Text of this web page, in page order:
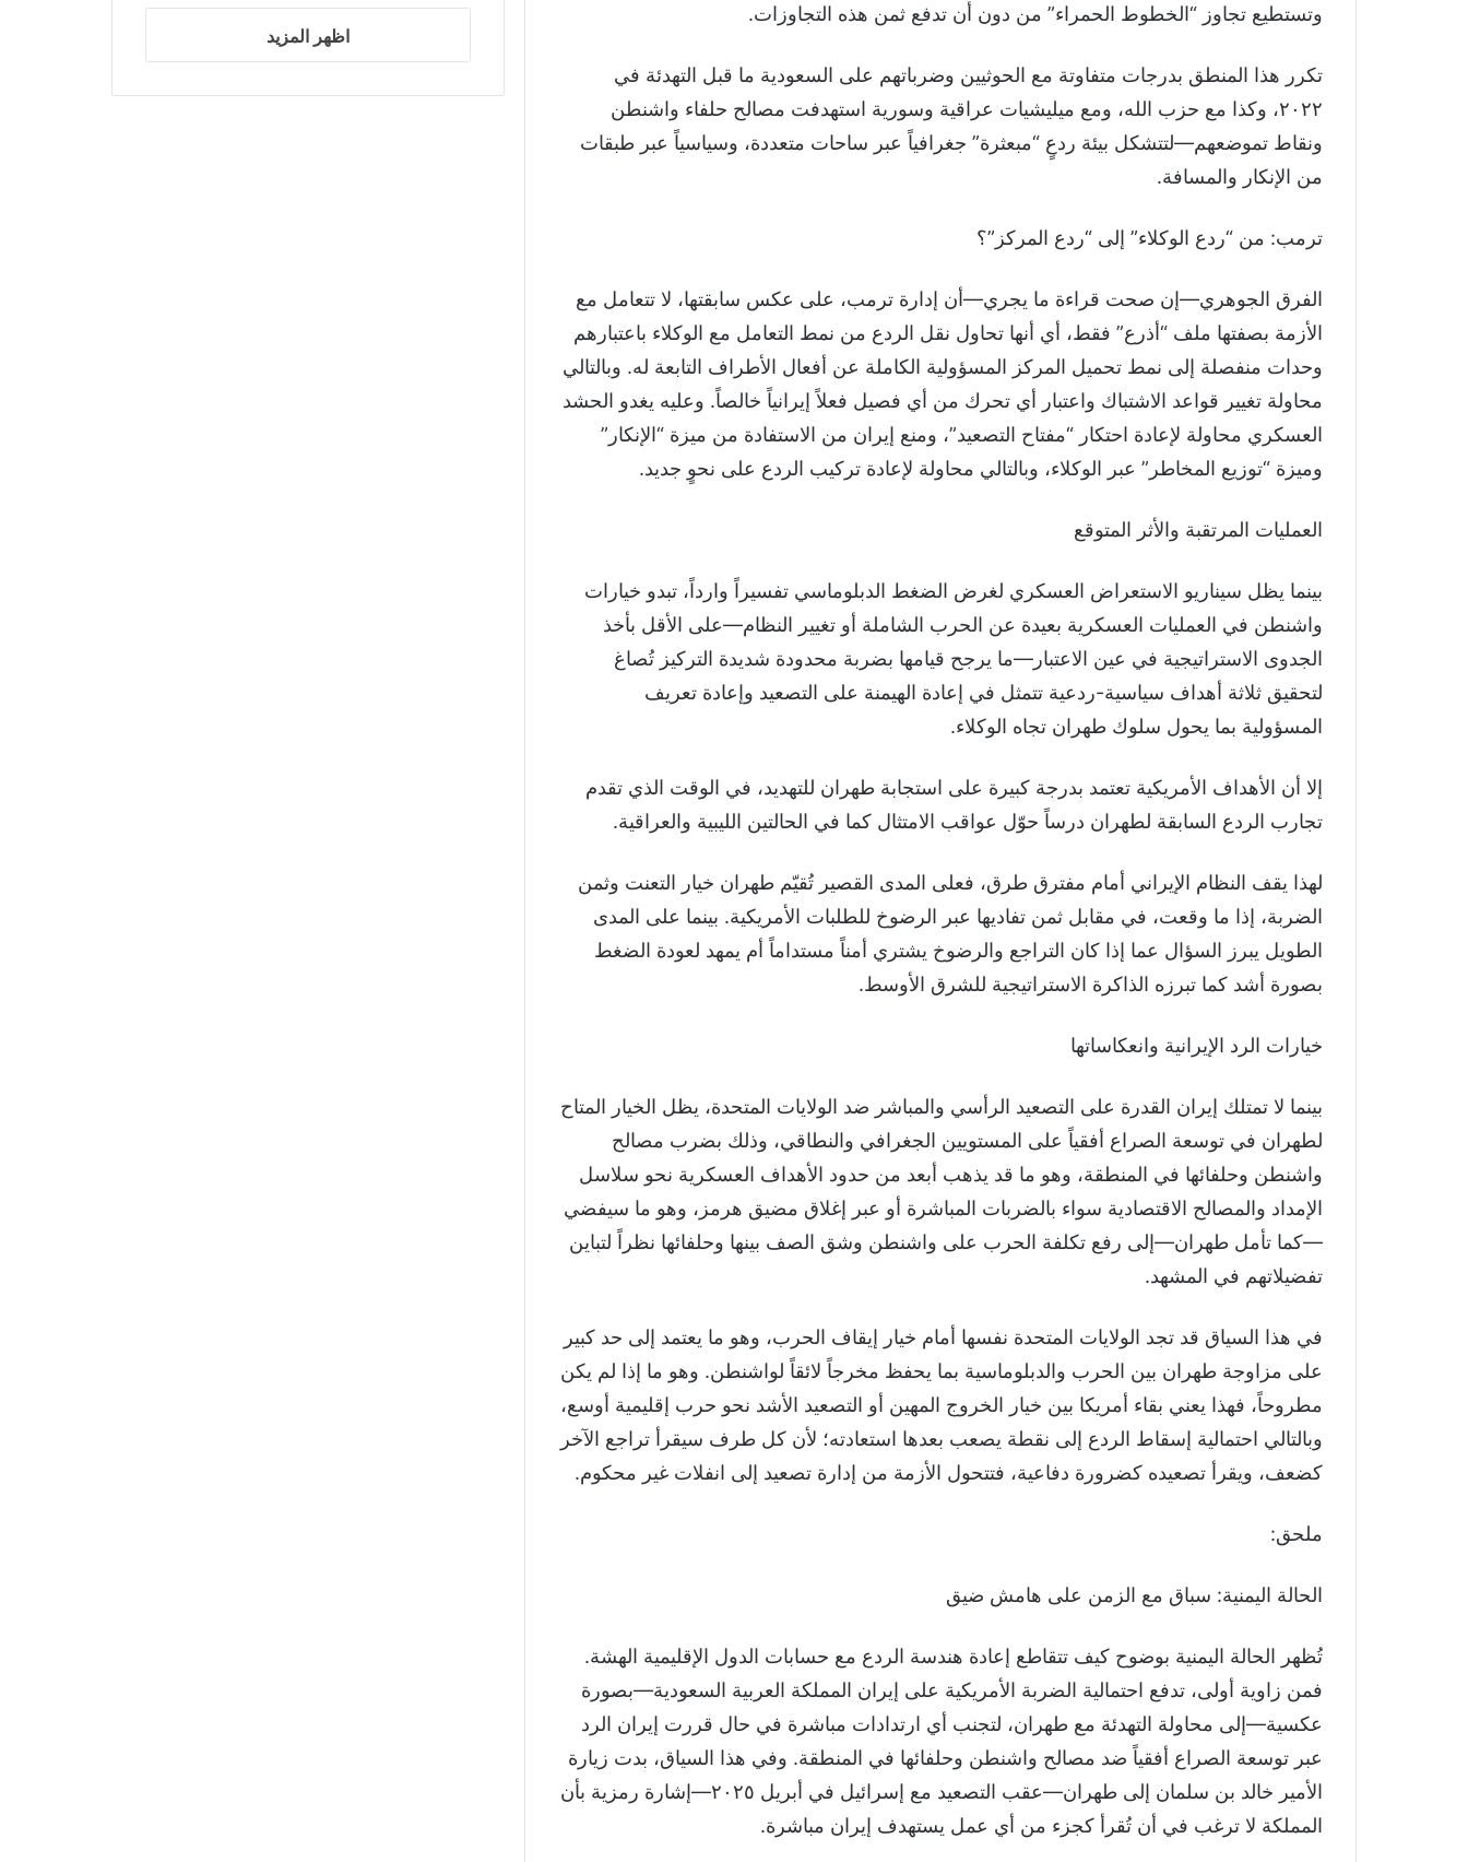
وتستطيع تجاوز “الخطوط الحمراء” من دون أن تدفع ثمن هذه التجاوزات.
تكرر هذا المنطق بدرجات متفاوتة مع الحوثيين وضرباتهم على السعودية ما قبل التهدئة في
٢٠٢٢، وكذا مع حزب الله، ومع ميليشيات عراقية وسورية استهدفت مصالح حلفاء واشنطن
ونقاط تموضعهم—لتتشكل بيئة ردعٍ “مبعثرة” جغرافياً عبر ساحات متعددة، وسياسياً عبر طبقات
من الإنكار والمسافة.
ترمب: من “ردع الوكلاء” إلى “ردع المركز”؟
الفرق الجوهري—إن صحت قراءة ما يجري—أن إدارة ترمب، على عكس سابقتها، لا تتعامل مع
الأزمة بصفتها ملف “أذرع” فقط، أي أنها تحاول نقل الردع من نمط التعامل مع الوكلاء باعتبارهم
وحدات منفصلة إلى نمط تحميل المركز المسؤولية الكاملة عن أفعال الأطراف التابعة له. وبالتالي
محاولة تغيير قواعد الاشتباك واعتبار أي تحرك من أي فصيل فعلاً إيرانياً خالصاً. وعليه يغدو الحشد
العسكري محاولة لإعادة احتكار “مفتاح التصعيد”، ومنع إيران من الاستفادة من ميزة “الإنكار”
وميزة “توزيع المخاطر” عبر الوكلاء، وبالتالي محاولة لإعادة تركيب الردع على نحوٍ جديد.
العمليات المرتقبة والأثر المتوقع
بينما يظل سيناريو الاستعراض العسكري لغرض الضغط الدبلوماسي تفسيراً وارداً، تبدو خيارات
واشنطن في العمليات العسكرية بعيدة عن الحرب الشاملة أو تغيير النظام—على الأقل بأخذ
الجدوى الاستراتيجية في عين الاعتبار—ما يرجح قيامها بضربة محدودة شديدة التركيز تُصاغ
لتحقيق ثلاثة أهداف سياسية-ردعية تتمثل في إعادة الهيمنة على التصعيد وإعادة تعريف
المسؤولية بما يحول سلوك طهران تجاه الوكلاء.
إلا أن الأهداف الأمريكية تعتمد بدرجة كبيرة على استجابة طهران للتهديد، في الوقت الذي تقدم
تجارب الردع السابقة لطهران درساً حوّل عواقب الامتثال كما في الحالتين الليبية والعراقية.
لهذا يقف النظام الإيراني أمام مفترق طرق، فعلى المدى القصير تُقيّم طهران خيار التعنت وثمن
الضربة، إذا ما وقعت، في مقابل ثمن تفاديها عبر الرضوخ للطلبات الأمريكية. بينما على المدى
الطويل يبرز السؤال عما إذا كان التراجع والرضوخ يشتري أمناً مستداماً أم يمهد لعودة الضغط
بصورة أشد كما تبرزه الذاكرة الاستراتيجية للشرق الأوسط.
خيارات الرد الإيرانية وانعكاساتها
بينما لا تمتلك إيران القدرة على التصعيد الرأسي والمباشر ضد الولايات المتحدة، يظل الخيار المتاح
لطهران في توسعة الصراع أفقياً على المستويين الجغرافي والنطاقي، وذلك بضرب مصالح
واشنطن وحلفائها في المنطقة، وهو ما قد يذهب أبعد من حدود الأهداف العسكرية نحو سلاسل
الإمداد والمصالح الاقتصادية سواء بالضربات المباشرة أو عبر إغلاق مضيق هرمز، وهو ما سيفضي
—كما تأمل طهران—إلى رفع تكلفة الحرب على واشنطن وشق الصف بينها وحلفائها نظراً لتباين
تفضيلاتهم في المشهد.
في هذا السياق قد تجد الولايات المتحدة نفسها أمام خيار إيقاف الحرب، وهو ما يعتمد إلى حد كبير
على مزاوجة طهران بين الحرب والدبلوماسية بما يحفظ مخرجاً لائقاً لواشنطن. وهو ما إذا لم يكن
مطروحاً، فهذا يعني بقاء أمريكا بين خيار الخروج المهين أو التصعيد الأشد نحو حرب إقليمية أوسع،
وبالتالي احتمالية إسقاط الردع إلى نقطة يصعب بعدها استعادته؛ لأن كل طرف سيقرأ تراجع الآخر
كضعف، ويقرأ تصعيده كضرورة دفاعية، فتتحول الأزمة من إدارة تصعيد إلى انفلات غير محكوم.
ملحق:
الحالة اليمنية: سباق مع الزمن على هامش ضيق
تُظهر الحالة اليمنية بوضوح كيف تتقاطع إعادة هندسة الردع مع حسابات الدول الإقليمية الهشة.
فمن زاوية أولى، تدفع احتمالية الضربة الأمريكية على إيران المملكة العربية السعودية—بصورة
عكسية—إلى محاولة التهدئة مع طهران، لتجنب أي ارتدادات مباشرة في حال قررت إيران الرد
عبر توسعة الصراع أفقياً ضد مصالح واشنطن وحلفائها في المنطقة. وفي هذا السياق، بدت زيارة
الأمير خالد بن سلمان إلى طهران—عقب التصعيد مع إسرائيل في أبريل ٢٠٢٥—إشارة رمزية بأن
المملكة لا ترغب في أن تُقرأ كجزء من أي عمل يستهدف إيران مباشرة.
اظهر المزيد